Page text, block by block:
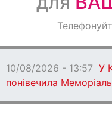
Оголошення
Кам'янському
Стіну пам’яті